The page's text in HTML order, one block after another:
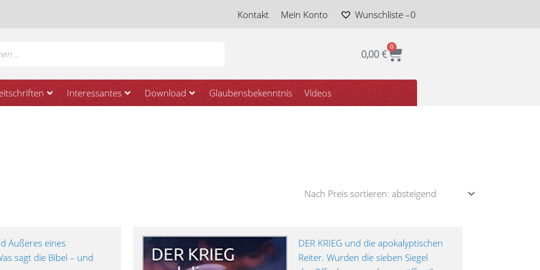
Kontakt Mein Konto Wunschliste –0
0,00€
0
Warenkorb
Interessantes Download Glaubensbekenntnis Videos
Äußeres eines
sagt die Bibel – und
DER KRIEG und die apokalyptischen
Reiter. Wurden die sieben Siegel